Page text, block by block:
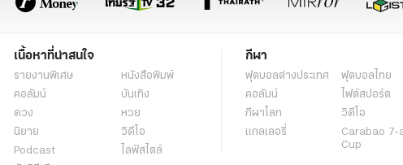
เนื้อหาที่น่าสนใจ
รายงานพิเศษ
หนังสือพิมพ์
คอลัมน์
บันเทิง
ดวง
หวย
นิยาย
วิดีโอ
Podcast
ไลฟ์สไตล์
กีฬา
ฟุตบอลต่่างประเทศ
ฟุตบอลไทย
คอลัมน์
ไฟต์สปอร์ต
กีฬาโลก
วิดีโอ
แกลเลอรี่
Carabao 7-
Cup